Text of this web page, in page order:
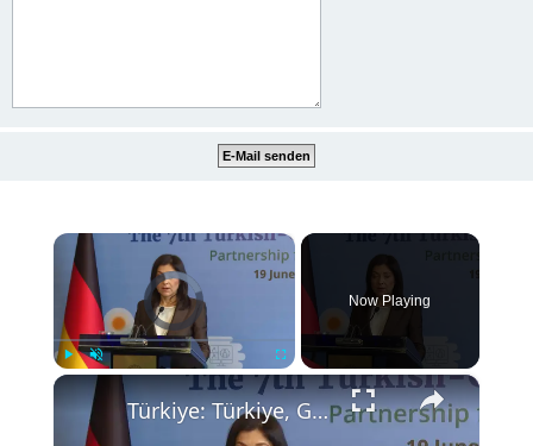
×
Video Player is loading.
Unmute
Now Playing
×
Türkiye: Türkiye, Germany sign economic cooperation protocol, target $60B trade volume.